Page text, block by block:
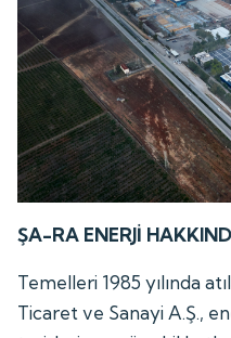
ŞA-RA ENERJİ
Temelleri 1985 yılında
Ticaret ve Sanayi A.Ş.,